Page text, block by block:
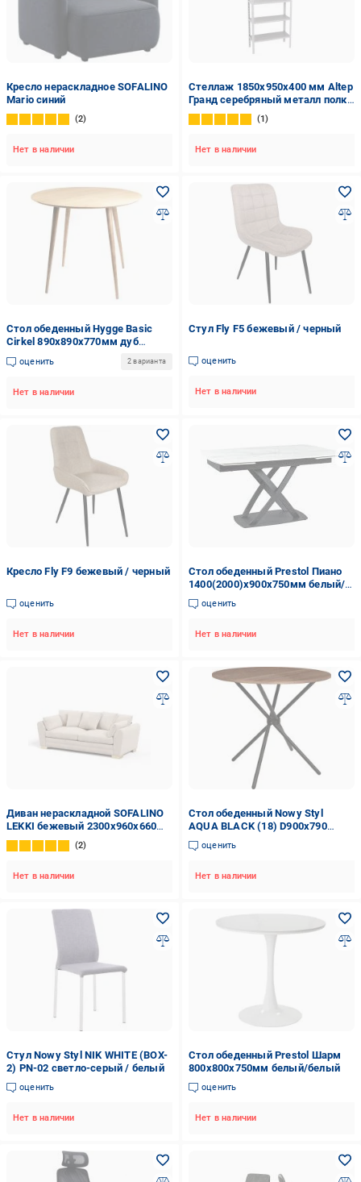
Кресло нераскладное SOFALINO
Mario синий
2
Нет в наличии
Стеллаж 1850x950x400 мм Altep
Гранд серебряный металл полки
5 шт. крашенный
1
Нет в наличии
Стол обеденный Hygge Basic
Cirkel 890x890x770мм дуб
натуральный/дуб натуральный
оценить 2 варианта
Нет в наличии
Стул Fly F5 бежевый / черный
оценить
Нет в наличии
Кресло Fly F9 бежевый / черный
оценить
Нет в наличии
Стол обеденный Prestol Пиано
1400(2000)x900x750мм белый/
черный
оценить
Нет в наличии
Диван нераскладной SOFALINO
LEKKI бежевый 2300x960x660
мм
2
Нет в наличии
Стол обеденный Nowy Styl
AQUA BLACK (18) D900х790
x790мм орех тиеполо/черный
оценить
Нет в наличии
Стул Nowy Styl NIK WHITE (BOX-
2) PN-02 светло-серый / белый
оценить
Нет в наличии
Стол обеденный Prestol Шарм
800x800x750мм белый/белый
оценить
Нет в наличии